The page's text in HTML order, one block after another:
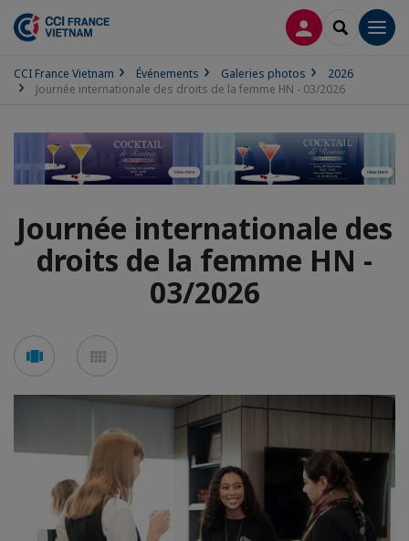
CONNEXION
CCI France Vietnam Événements Galeries photos
2026
Journée internationale des droits de la femme HN - 03/2026
Journée internationale des
droits de la femme HN -
03/2026
Voir
en
carousel
en
mosaïque